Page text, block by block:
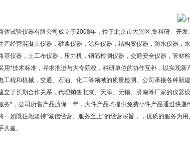
达试验仪器有限公司成立于2008年，位于北京市大兴区,集科研、开发
产经营混凝土仪器，砂浆仪器，涂料仪器，结构胶仪器，防水仪器
基仪器，土工布仪器，压力机，钢筋检测仪器，交通安全仪器，管
用*技术标准，寻求推进与大专院校，科研单位的协作互补，以实现
工程和机械，交通、石油、化工等领域的质量检测。公司承接各种
立了长期合作关系，代理销售北京、天津、无锡、济南等厂家的仪器
务*，公司所售产品质保一年，大件产品均提供免费小件产品通过快递
一如既往地坚持“诚信经营、服务至上"的经营宗旨，，优质的服务为
共赢。